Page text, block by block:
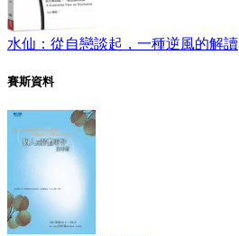
水仙：從自戀談起，一種逆風的解讀
賽斯資料